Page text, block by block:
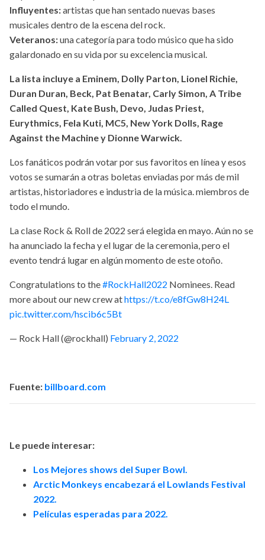
Influyentes:artistas que han sentado nuevas bases
musicales dentro de la escena del rock.
Veteranos:una categoría para todo músico que ha sido
galardonado en su vida por su excelencia musical.
La lista incluye a Eminem, Dolly Parton, Lionel Richie,
Duran Duran, Beck, Pat Benatar, Carly Simon, A Tribe
Called Quest, Kate Bush, Devo, Judas Priest,
Eurythmics, Fela Kuti, MC5, New York Dolls, Rage
Against the Machine y Dionne Warwick.
Los fanáticos podrán votar por sus favoritos en línea y esos
votos se sumarán a otras boletas enviadas por más de mil
artistas, historiadores e industria de la música. miembros de
todo el mundo.
La clase Rock & Roll de 2022 será elegida en mayo. Aún no se
ha anunciado la fecha y el lugar de la ceremonia, pero el
evento tendrá lugar en algún momento de este otoño.
Congratulations to the#RockHall2022 Nominees. Read
more about our new crew athttps://t.co/e8fGw8H24L
pic.twitter.com/hscib6c5Bt
— Rock Hall (@rockhall) February 2, 2022
Fuente: billboard.com
Le puede interesar:
Los Mejores shows del Super Bowl.
Arctic Monkeys encabezará el Lowlands Festival
2022.
Películas esperadas para 2022.